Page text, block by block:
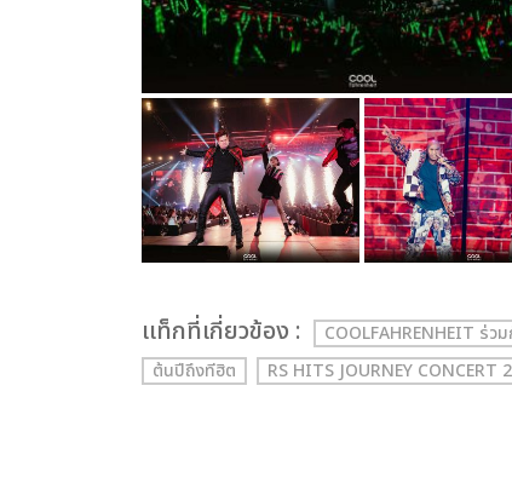
เเท็กที่เกี่ยวข้อง :
COOLFAHRENHEIT ร่ว
ต้นปีถึงทีฮิต
RS HITS JOURNEY CONCERT